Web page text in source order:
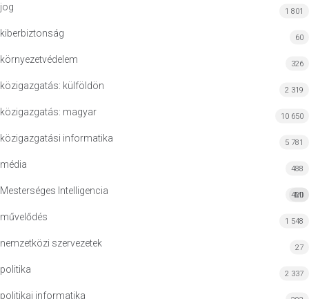
jog 1 801
kiberbiztonság 60
környezetvédelem 326
közigazgatás: külföldön 2 319
közigazgatás: magyar 10 650
közigazgatási informatika 5 781
média 488
Mesterséges Intelligencia MI
420
művelődés 1 548
nemzetközi szervezetek 27
politika 2 337
politikai informatika